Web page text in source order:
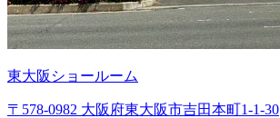
東大阪ショールーム
〒578-0982 大阪府東大阪市吉田本町1-1-30